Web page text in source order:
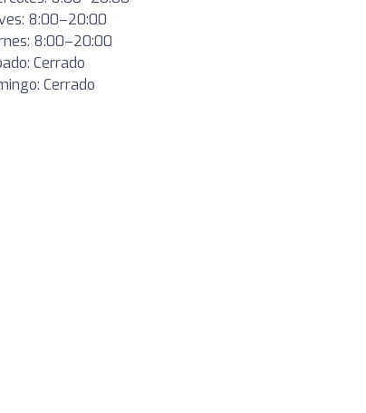
8:00–20:00
8:00–20:00
Cerrado
Cerrado